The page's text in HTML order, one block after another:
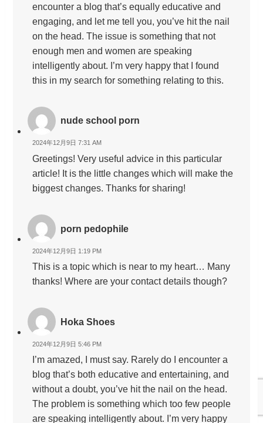
encounter a blog that’s equally educative and
engaging, and let me tell you, you’ve hit the nail
on the head. The issue is something that not
enough men and women are speaking
intelligently about. I’m very happy that I found
this in my search for something relating to this.
nude school porn
2024年12月9日 7:31 AM
Greetings! Very useful advice in this particular
article! It is the little changes which will make the
biggest changes. Thanks for sharing!
porn pedophile
2024年12月9日 1:19 PM
This is a topic which is near to my heart… Many
thanks! Where are your contact details though?
Hoka Shoes
2024年12月9日 5:46 PM
I’m amazed, I must say. Rarely do I encounter a
blog that’s both educative and entertaining, and
without a doubt, you’ve hit the nail on the head.
The problem is something which too few people
are speaking intelligently about. I’m very happy